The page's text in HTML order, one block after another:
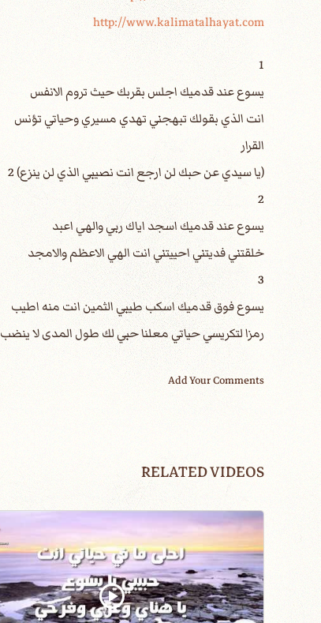
http://www.kalimatalhayat.com
1
انت الذي بقولك تبهجني تهدي مسيري وحياتي تؤنس
2
خلقتني فديتني احييتني انت الهي الاعظم والامجد
3
رمزا لتكريسي حياتي معلنا حبي لك طول المدى لا ينضب
Add Your Comments
RELATED VIDEOS